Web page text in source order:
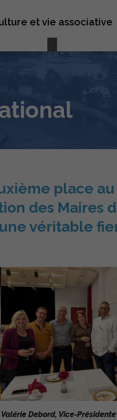
et vie associative
place au
des Maires
véritable
Valérie Debord, Vice-